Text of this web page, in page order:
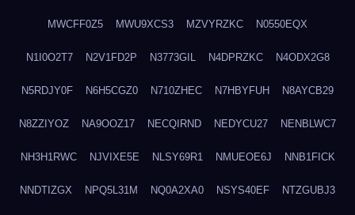
MWCFF0Z5 MWU9XCS3 MZVYRZKC N0550EQX
N1I0O2T7 N2V1FD2P N3773GIL N4DPRZKC N4ODX2G8
N5RDJY0F N6H5CGZ0 N710ZHEC N7HBYFUH N8AYCB29
N8ZZIYOZ NA9OOZ17 NECQIRND NEDYCU27 NENBLWC7
NH3H1RWC NJVIXE5E NLSY69R1 NMUEOE6J NNB1FICK
NNDTIZGX NPQ5L31M NQ0A2XA0 NSYS40EF NTZGUBJ3